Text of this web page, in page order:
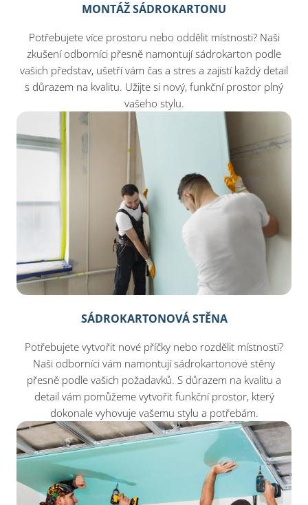
MONTÁŽ SÁDROKARTONU
Potřebujete více prostoru nebo oddělit místnosti? Naši
zkušení odborníci přesně namontují sádrokarton podle
vašich představ, ušetří vám čas a stres a zajistí každý detail
s důrazem na kvalitu. Užijte si nový, funkční prostor plný
vašeho stylu.
SÁDROKARTONOVÁ STĚNA
Potřebujete vytvořit nové příčky nebo rozdělit místnosti?
Naši odborníci vám namontují sádrokartonové stěny
přesně podle vašich požadavků. S důrazem na kvalitu a
detail vám pomůžeme vytvořit funkční prostor, který
dokonale vyhovuje vašemu stylu a potřebám.